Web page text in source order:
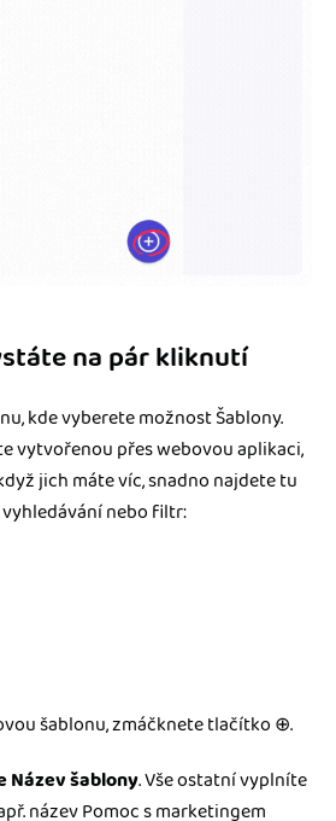
na pár kliknutí
kde vyberete možnost Šablony.
vytvořenou přes webovou aplikaci,
jich máte víc, snadno najdete tu
nebo filtr:
šablonu, zmáčknete tlačítko ⊕.
Název šablony. Vše ostatní vyplníte
název Pomoc s marketingem